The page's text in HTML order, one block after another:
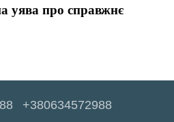
уява про справжнє
+380634572988